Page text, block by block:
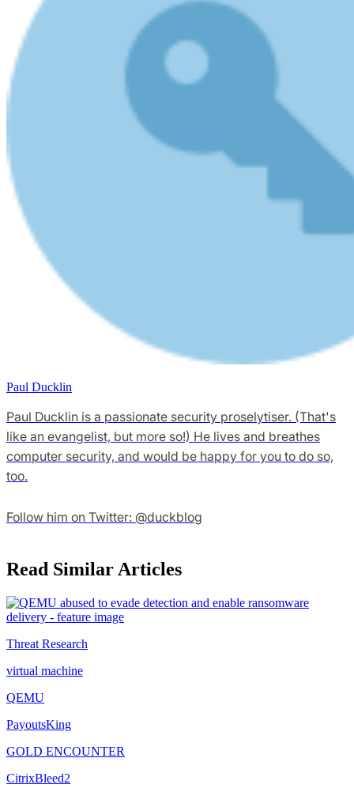
Paul Ducklin
Paul Ducklin is a passionate security proselytiser. (That's
like an evangelist, but more so!) He lives and breathes
computer security, and would be happy for you to do so,
too.
Follow him on Twitter: @duckblog
Read Similar Articles
Threat Research
virtual machine
QEMU
PayoutsKing
GOLD ENCOUNTER
CitrixBleed2